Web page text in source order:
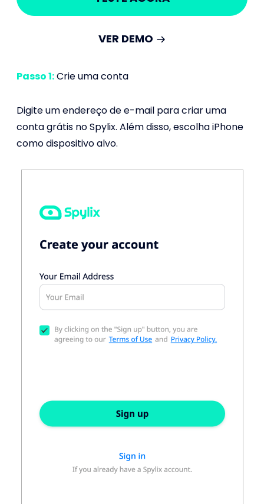
VER DEMO
Passo 1:Crie uma conta
Digite um endereço de e-mail para criar uma
conta grátis no Spylix. Além disso, escolha iPhone
como dispositivo alvo.